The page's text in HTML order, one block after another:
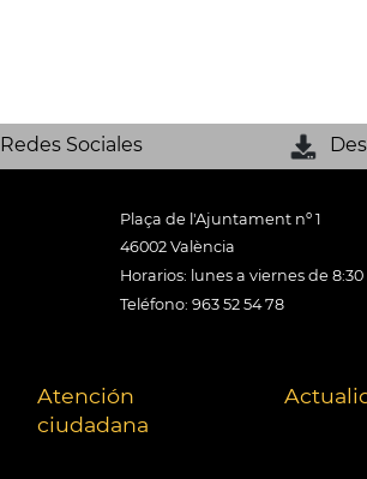
Redes Sociales
Plaça de l'Ajuntament nº 1
46002 València
Horarios: lunes a viernes de 8:30
Teléfono: 963 52 54 78
Atención
ciudadana